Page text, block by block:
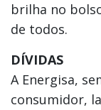
brilha no
de todos.
DÍVIDAS
A Energisa,
consumidor,